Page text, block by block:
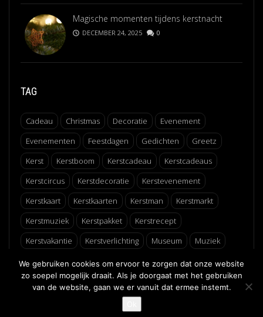
Magische momenten tijdens kerstnacht
DECEMBER 24, 2025 0
TAG
Cadeau Christmas Decoratie
Evenement
Evenementen
Feestdagen Gedichten
Greetz
Kerst
Kerstboom Kerstcadeau
Kerstcadeaus
Kerstcircus
Kerstdecoratie
Kerstevenement
Kerstkaart
Kerstkaarten Kerstman
Kerstmarkt
Kerstmuziek
Kerstpakket
Kerstrecept
Kerstvakantie
Kerstverlichting Museum
Muziek
Recept
Schaatsen Winter Winterfair
We gebruiken cookies om ervoor te zorgen dat onze website
zo soepel mogelijk draait. Als je doorgaat met het gebruiken
van de website, gaan we er vanuit dat ermee instemt.